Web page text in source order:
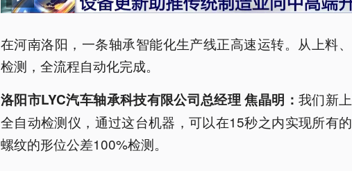
在河南洛阳，一条轴承智能化生产线正高速运转。从上料
检测，全流程自动化完成。
洛阳市LYC汽车轴承科技有限公司总经理 焦晶明： 我们新
全自动检测仪，通过这台机器，可以在15秒之内实现所有
螺纹的形位公差100%检测。